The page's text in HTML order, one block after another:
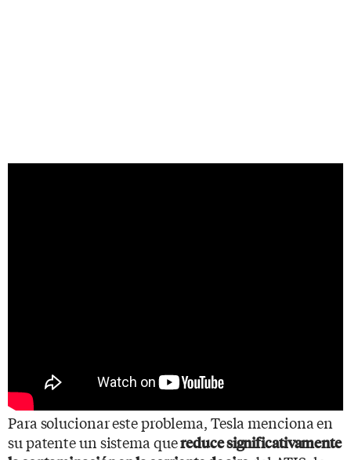
Para solucionar este problema, Tesla menciona en
su patente un sistema quereduce significativamente